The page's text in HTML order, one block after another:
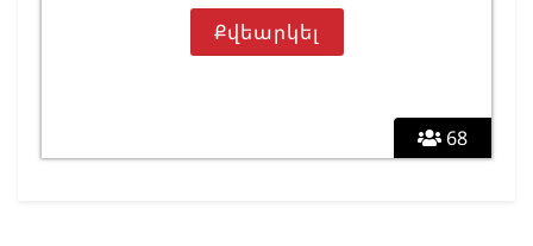
68